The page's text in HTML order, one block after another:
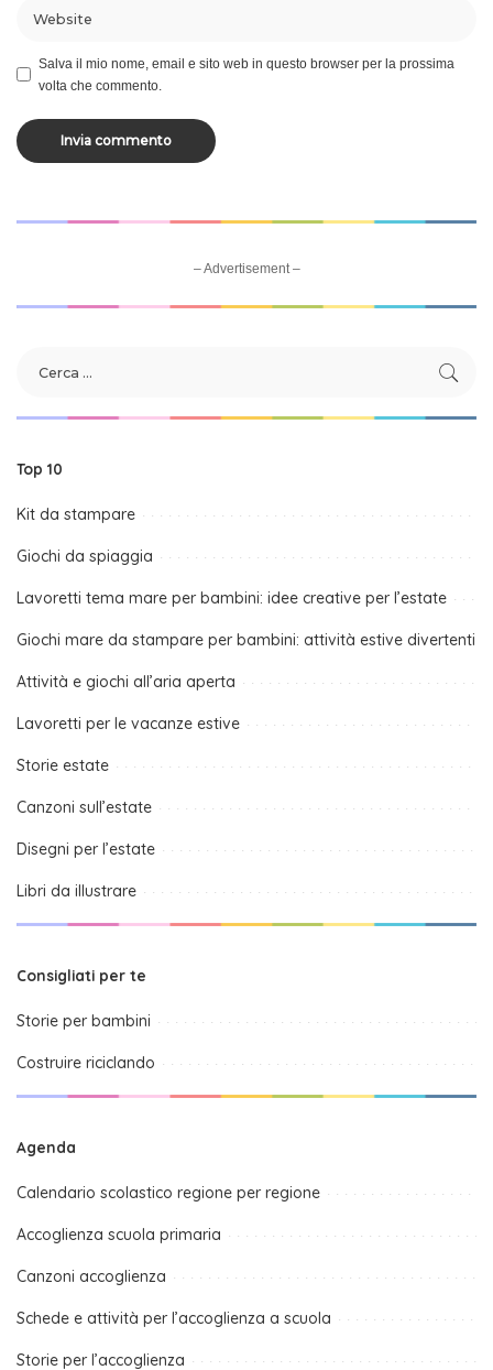
Salva il mio nome, email e sito web in questo browser per la prossima
volta che commento.
– Advertisement –
Top 10
Kit da stampare
Giochi da spiaggia
Lavoretti tema mare per bambini: idee creative per l’estate
Giochi mare da stampare per bambini: attività estive divertenti
Attività e giochi all’aria aperta
Lavoretti per le vacanze estive
Storie estate
Canzoni sull’estate
Disegni per l’estate
Libri da illustrare
Consigliati per te
Storie per bambini
Costruire riciclando
Agenda
Calendario scolastico regione per regione
Accoglienza scuola primaria
Canzoni accoglienza
Schede e attività per l’accoglienza a scuola
Storie per l’accoglienza